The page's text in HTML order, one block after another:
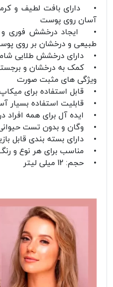
• دارای بافت لطیف و
آسان روی پوست
• ایجاد درخشش فوری و
طبیعی و درخشان بر روی
• دارای درخشش طلایی
• کمک به درخشان و
ویژگی های مثبت صورت
• قابل استفاده برای
• قابلیت استفاده بسیار
• ایده آل برای همه افراد
• وگان و بدون تست
• دارای بسته بندی قابل
• مناسب برای هر نوع و
• حجم: 12 میلی لیتر